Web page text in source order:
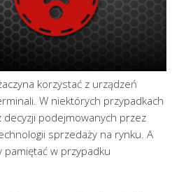
korzystać z urządzeń
W niektórych przypadkach
podejmowanych przez
sprzedaży na rynku. A
pamiętać w przypadku